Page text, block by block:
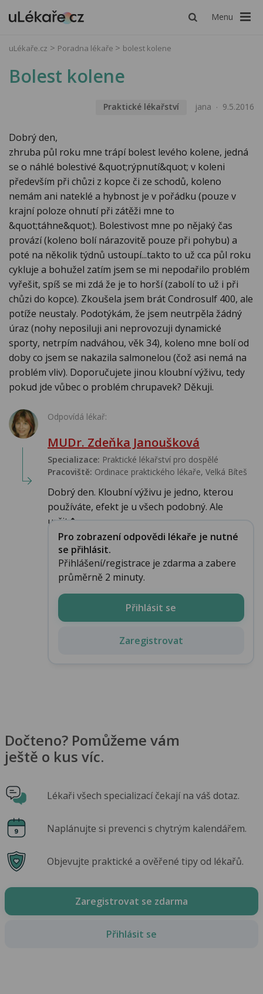
Menu
uLékaře.cz Poradna lékaře bolest kolene
Bolest kolene
Praktické lékařství jana 9.5.2016
Dobrý den,
zhruba půl roku mne trápí bolest levého kolene, jedná
se o náhlé bolestivé &quot;rýpnutí&quot; v koleni
především při chůzi z kopce či ze schodů, koleno
nemám ani nateklé a hybnost je v pořádku (pouze v
krajní poloze ohnutí při zátěži mne to
&quot;táhne&quot;). Bolestivost mne po nějaký čas
provází (koleno bolí nárazovitě pouze při pohybu) a
poté na několik týdnů ustoupí...takto to už cca půl roku
cykluje a bohužel zatím jsem se mi nepodařilo problém
vyřešit, spíš se mi zdá že je to horší (zabolí to už i při
chůzi do kopce). Zkoušela jsem brát Condrosulf 400, ale
potíže neustaly. Podotýkám, že jsem neutrpěla žádný
úraz (nohy neposiluji ani neprovozuji dynamické
sporty, netrpím nadváhou, věk 34), koleno mne bolí od
doby co jsem se nakazila salmonelou (čož asi nemá na
problém vliv). Doporučujete jinou kloubní výživu, tedy
pokud jde vůbec o problém chrupavek? Děkuji.
Odpovídá lékař:
MUDr. Zdeňka Janoušková
Specializace: Praktické lékařství pro dospělé
Pracoviště: Ordinace praktického lékaře, Velká Bíteš
Dobrý den. Kloubní výživu je jedno, kterou
používáte, efekt je u všech podobný. Ale
určit�...
Pro zobrazení odpovědi lékaře je nutné
se přihlásit.
Přihlášení/registrace je zdarma a zabere
průměrně 2 minuty.
Přihlásit se
Zaregistrovat
Dočteno? Pomůžeme vám
ještě o kus víc.
Lékaři všech specializací čekají na váš dotaz.
Naplánujte si prevenci s chytrým kalendářem.
Objevujte praktické a ověřené tipy od lékařů.
Zaregistrovat se zdarma
Přihlásit se